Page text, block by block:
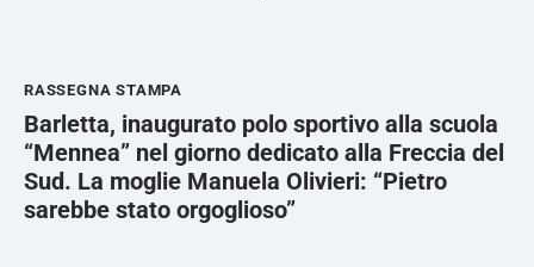
RASSEGNA STAMPA
Barletta, inaugurato polo sportivo alla scuola
“Mennea” nel giorno dedicato alla Freccia del
Sud. La moglie Manuela Olivieri: “Pietro
sarebbe stato orgoglioso”